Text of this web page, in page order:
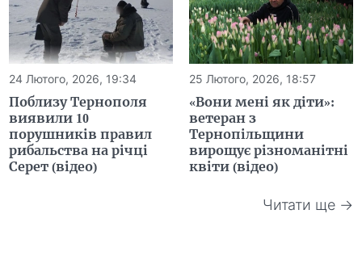
24 Лютого, 2026, 19:34
Поблизу Тернополя
виявили 10
порушників правил
рибальства на річці
Серет (відео)
25 Лютого, 2026, 18:57
«Вони мені як діти»:
ветеран з
Тернопільщини
вирощує різноманітні
квіти (відео)
Читати ще →